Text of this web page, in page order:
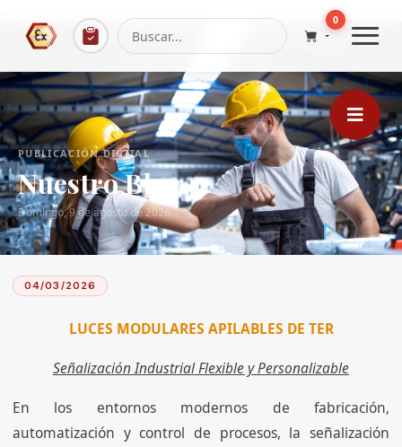
0
PUBLICACIÓN DIGITAL
Nuestro Blog
Domingo, 9 de agosto de 2026
04/03/2026
LUCES MODULARES APILABLES DE TER
Señalización Industrial Flexible y Personalizable
En los entornos modernos de fabricación,
automatización y control de procesos, la señalización